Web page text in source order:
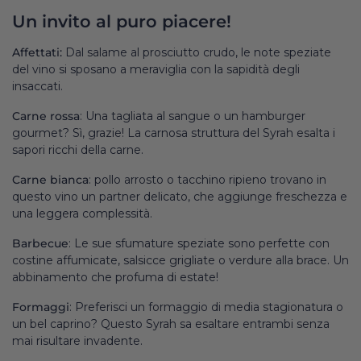
Un invito al puro piacere!
Affettati: Dal salame al prosciutto crudo, le note speziate
del vino si sposano a meraviglia con la sapidità degli
insaccati.
Carne rossa: Una tagliata al sangue o un hamburger
gourmet? Sì, grazie! La carnosa struttura del Syrah esalta i
sapori ricchi della carne.
Carne bianca: pollo arrosto o tacchino ripieno trovano in
questo vino un partner delicato, che aggiunge freschezza e
una leggera complessità.
Barbecue: Le sue sfumature speziate sono perfette con
costine affumicate, salsicce grigliate o verdure alla brace. Un
abbinamento che profuma di estate!
Formaggi: Preferisci un formaggio di media stagionatura o
un bel caprino? Questo Syrah sa esaltare entrambi senza
mai risultare invadente.